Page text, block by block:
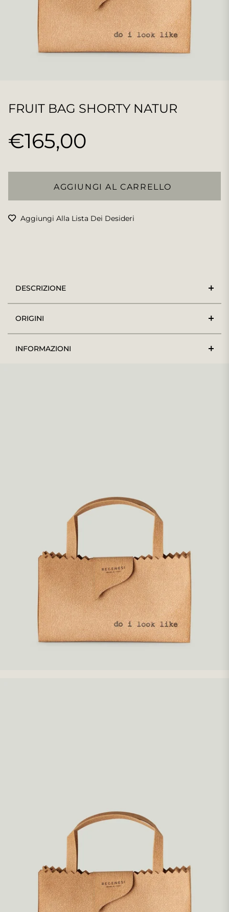
FRUIT BAG SHORTY NATUR
Prezzo
€165,00
AGGIUNGI AL CARRELLO
Aggiungi Alla Lista Dei Desideri
DESCRIZIONE
ORIGINI
INFORMAZIONI